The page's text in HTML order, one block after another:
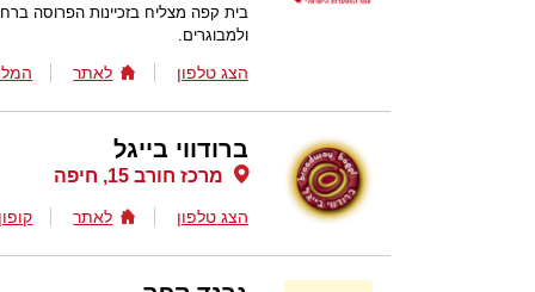
בית קפה מצליח בזכיינות הפרוסה
ולמבוגרים.
הצג טלפון לאתר
ברודווי בייגל
מרכז חורב 15, חיפה
הצג טלפון לאתר קופון